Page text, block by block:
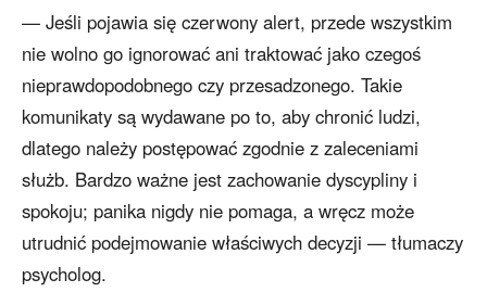
— Jeśli pojawia się czerwony alert, przede wszystkim
nie wolno go ignorować ani traktować jako czegoś
nieprawdopodobnego czy przesadzonego. Takie
komunikaty są wydawane po to, aby chronić ludzi,
dlatego należy postępować zgodnie z zaleceniami
służb. Bardzo ważne jest zachowanie dyscypliny i
spokoju; panika nigdy nie pomaga, a wręcz może
utrudnić podejmowanie właściwych decyzji — tłumaczy
psycholog.